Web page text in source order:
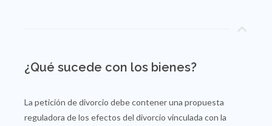
¿Qué sucede con los bienes?
La petición de divorcio debe contener una propuesta
reguladora de los efectos del divorcio vinculada con la